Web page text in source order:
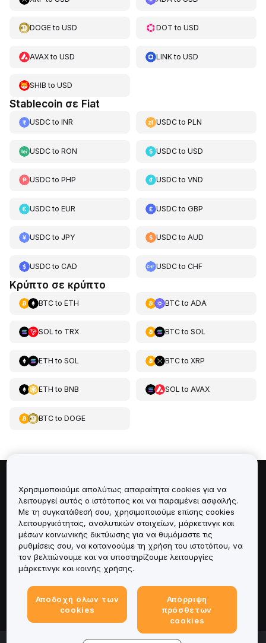
DOGEto USD DOT toUSD
AVAXto USD LINKtoUSD
SHIB to USD
Stablecoin σε Fiat
USDCto INR USDCtoPLN
USDCto RON USDCtoUSD
USDCto PHP USDCtoVND
USDCto EUR USDCtoGBP
USDCto JPY USDCtoAUD
USDCto CAD USDCtoCHF
Κρύπτο σε κρύπτο
BTCto ETH BTCto ADA
SOL to TRX BTCto SOL
ETH to SOL BTCto XRP
ETH to BNB SOL to AVAX
BTCto DOGE
Πληροφορίες για
Υπηρεσίες
Υποστήριξη
Προϊόντα
Νομικά
Χρησιμοποιούμε απολύτως απαραίτητα cookies για να
λειτουργεί αυτός ο ιστότοπος και να παραμένει ασφαλής.
Με τη συγκατάθεσή σου, χρησιμοποιούμε επίσης cookies
λειτουργικότητας, αναλυτικών στοιχείων, μάρκετινγκ και
μέσων κοινωνικής δικτύωσης για να θυμόμαστε τις
ρυθμίσεις σου, να κατανοούμε τη χρήση του ιστοτόπου, να
τον βελτιώνουμε και να υποστηρίζουμε λειτουργίες
μάρκετινγκ και κοινής χρήσης.
Αποδοχή όλων των
cookies
Απόρριψη
πρόσθετων
cookies